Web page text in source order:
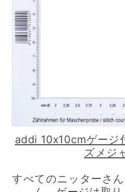
addi 10x10cmゲージ
ズメジ
すべてのニッターさ